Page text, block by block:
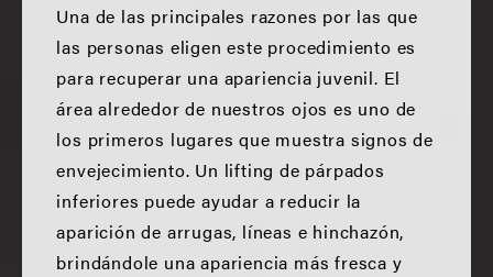
Una de las principales razones por las que
las personas eligen este procedimiento es
para recuperar una apariencia juvenil. El
área alrededor de nuestros ojos es uno de
los primeros lugares que muestra signos de
envejecimiento. Un lifting de párpados
inferiores puede ayudar a reducir la
aparición de arrugas, líneas e hinchazón,
brindándole una apariencia más fresca y